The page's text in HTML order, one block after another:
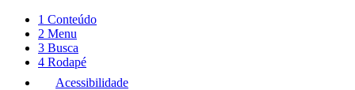
1 Conteúdo
2 Menu
3 Busca
4 Rodapé
Acessibilidade